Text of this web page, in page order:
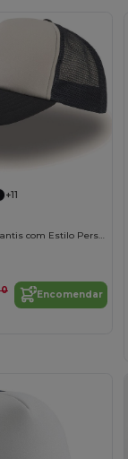
+11
Boné Urbano Atlantis com Estilo Personalizável
Encomendar